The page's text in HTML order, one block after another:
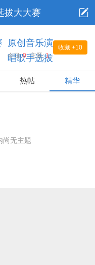
拔大大赛
收藏 +10
原创音乐演
唱歌手选拔
今日:0 主题:1
热帖 精华
尚无主题